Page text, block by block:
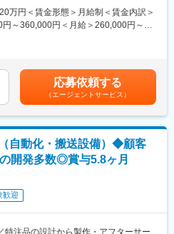
して製品開発を行い、提供するモデル
多くの商社がメーカー機能を備えるべ
きない機能性・付加価値にこだわった
来について：
会社づくり』
勤務していた会社が倒産し、それに
、債権者が路頭に迷うという不幸を
が当時の部下（同志）を集め、『絶対
斐やロマンのある会社を作ろう』と呼
ます。
よび開拓
子材料や電子デバイスなどを扱って
伴う出張がございます。
全体で40名ほどが在籍しており、配属
活躍しています。
万円＜賃金形態＞月給制＜賃金内訳＞
～360,000円＜月給＞260,000円～
ます。月給(月額)は固定手当を含めた表
応募依頼する
（エージェントサービス）
自動化・搬送設備）◆顧客
開発多数◎賞与5.8ヶ月
歓迎
特注品の設計から製作・アフターサー